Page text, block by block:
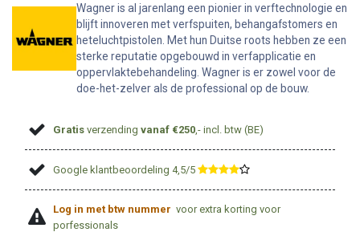
Wagner is al jarenlang een pionier in verftechnologie en
blijft innoveren met verfspuiten, behangafstomers en
heteluchtpistolen. Met hun Duitse roots hebben ze een
sterke reputatie opgebouwd in verfapplicatie en
oppervlaktebehandeling. Wagner is er zowel voor de
doe-het-zelver als de professional op de bouw.
Gratis verzendingvanaf €250 ,- incl. btw (BE)
Google klantbeoordeling 4,5/5 ​
Log in met btw nummer voor extra korting voor
porfessionals